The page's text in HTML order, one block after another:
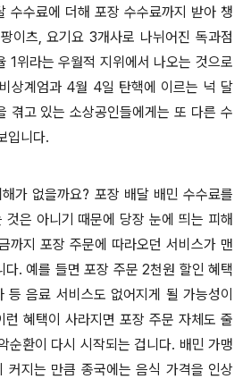
수수료에 더해 포장 수수료까지 받아 챙
이츠,요기요3개사로 나뉘어진 독과점
1위라는 우월적 지위에서 나오는 것으로
상계엄과 4월 4일 탄핵에 이르는 넉 달
겪고 있는 소상공인들에게는 또 다른 수
입니다.
가 없을까요? 포장 배달 배민 수수료를
것은 아니기 때문에 당장 눈에 띄는 피해
까지 포장 주문에 따라오던 서비스가 맨
다. 예를 들면 포장 주문 2천원 할인 혜택
등 음료 서비스도 없어지게 될 가능성이
런 혜택이 사라지면 포장 주문 자체도 줄
순환이 다시 시작되는 겁니다. 배민 가맹
커지는 만큼 종국에는 음식 가격을 인상